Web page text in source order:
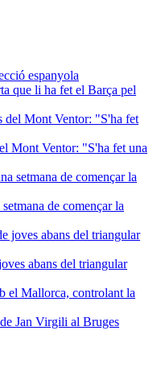
que li ha fet el Barça pel
Mont Ventor: "S'ha fet una
de començar la
abans del triangular
Jan Virgili al Bruges